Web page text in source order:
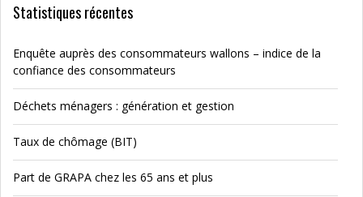
Statistiques récentes
Enquête auprès des consommateurs wallons – indice de la
confiance des consommateurs
Déchets ménagers : génération et gestion
Taux de chômage (BIT)
Part de GRAPA chez les 65 ans et plus